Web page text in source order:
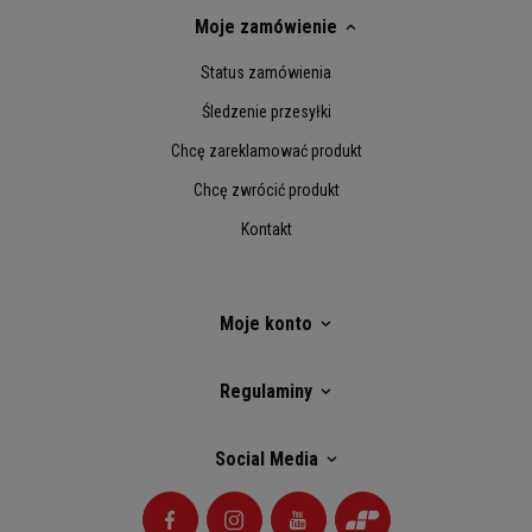
Moje zamówienie
Status zamówienia
Śledzenie przesyłki
Chcę zareklamować produkt
Chcę zwrócić produkt
Kontakt
Moje konto
Regulaminy
Social Media